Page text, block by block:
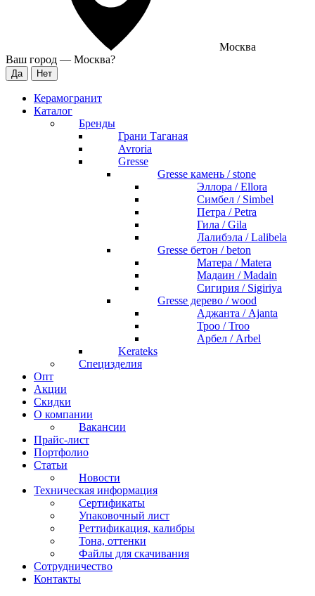
Москва
Ваш город — Москва?
Керамогранит
Каталог
Бренды
Грани Таганая
Avroria
Gresse
Gresse камень / stone
Эллора / Ellora
Симбел / Simbel
Петра / Petra
Гила / Gila
Лалибэла / Lalibela
Gresse бетон / beton
Матера / Matera
Мадаин / Madain
Сигирия / Sigiriya
Gresse дерево / wood
Аджанта / Ajanta
Троо / Troo
Арбел / Arbel
Kerateks
Специзделия
Опт
Акции
Скидки
О компании
Вакансии
Прайс-лист
Портфолио
Статьи
Новости
Техническая информация
Сертификаты
Упаковочный лист
Реттификация, калибры
Тона, оттенки
Файлы для cкачивания
Сотрудничество
Контакты